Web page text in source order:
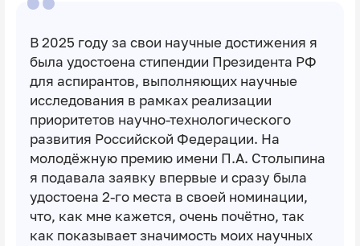
В 2025 году за свои научные достижения я
была удостоена стипендии Президента РФ
для аспирантов, выполняющих научные
исследования в рамках реализации
приоритетов научно-технологического
развития Российской Федерации. На
молодёжную премию имени П.А. Столыпина
я подавала заявку впервые и сразу была
удостоена 2-го места в своей номинации,
что, как мне кажется, очень почётно, так
как показывает значимость моих научных